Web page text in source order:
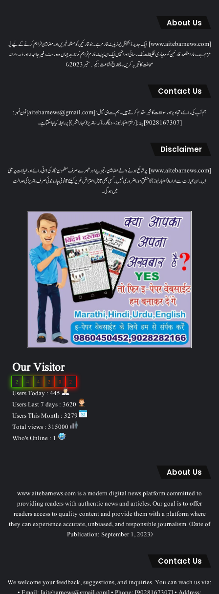
About Us
[www.aitebarnews.com] ایک جدید ڈیجیٹل نیوز پلیٹ فارم ہے۔ جو قارئین کو مستند خبریں اور مضامین فراہم کرنے کے لیے پُر
عزم ہے۔ ہمارا مقصدقارئین کو معیاری تخلیقات تک رسائی اور انہیں ایک ایسا پلیٹ فارم فراہم کرنا ہے جہاں وہ درست، غیر جانبدار اور ذمہ دارانہ
صحافت کا تجربہ کریں۔( تاریخ اشاعت : یکم؍ ستمبر 2023ء)
Contact Us
ہم آپ کی رائے، تجاویز اور سوالات کا خیرمقدم کرتے ہیں۔ ہم سےای میل: [aitebarnews@gmail.com]فون نمبر:
[9028167307]پتہ: [دفتر اعتبار نیوز، ، دیگلور ناکہ، ناندیڑ(مہاراشٹر) ] پر رابطہ کیا جاسکتا ہے۔
Disclaimer
[www.aitebarnews.com] پر شائع ہونے والے مضامین، تجزیے اور تبصرے صرف مضمون نگار کی ذاتی رائے اور خیالات پر مبنی
ہیں۔ ان خیالات سے ادارہ (اعتبار نیوز) کا متفق ہونا ضروری نہیں۔ کسی بھی قابل اعتراض تحریر کیلئے قانونی چارہ جوئی صرف ناندیڑ کی عدالت
میں ہوگی۔
Our Visitor
2
0
2
4
4
2
Users Today : 445
About Us
www.aitebarnews.com is a modern digital news platform committed to
providing readers with authentic news and articles. Our goal is to offer
readers access to quality content and provide them with a platform where
they can experience accurate, unbiased, and responsible journalism. (Date of
Publication: September 1, 2023)
Contact Us
We welcome your feedback, suggestions, and inquiries. You can reach us via: